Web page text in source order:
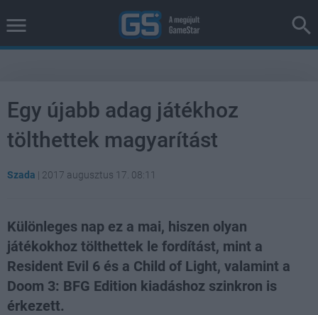
Egy újabb adag játékhoz
tölthettek magyarítást
Szada | 2017 augusztus 17. 08:11
Különleges nap ez a mai, hiszen olyan
játékokhoz tölthettek le fordítást, mint a
Resident Evil 6 és a Child of Light, valamint a
Doom 3: BFG Edition kiadáshoz szinkron is
érkezett.